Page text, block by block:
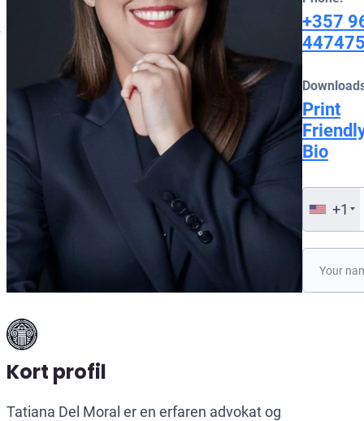
+357
Print
Bio
+1
Kort profil
Tatiana Del Moral er en erfaren advokat og